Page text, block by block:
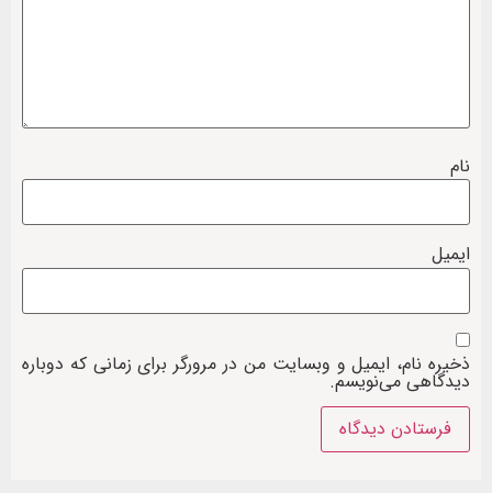
نام
ایمیل
ذخیره نام، ایمیل و وبسایت من در مرورگر برای زمانی که دوباره
دیدگاهی می‌نویسم.